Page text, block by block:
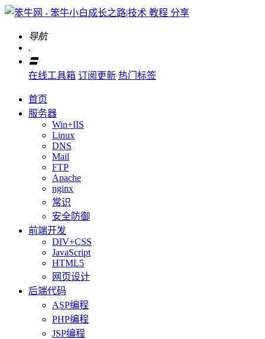
导航
.
〓
在线工具箱 订阅更新 热门标签
首页
服务器
Win+IIS
Linux
DNS
Mail
FTP
Apache
nginx
常识
安全防御
前端开发
DIV+CSS
JavaScript
HTML5
网页设计
后端代码
ASP编程
PHP编程
JSP编程